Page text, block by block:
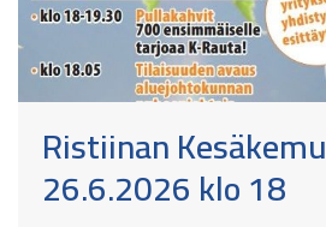
Ristiinan
26.6.2026 klo 18